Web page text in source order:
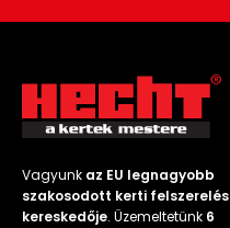
Vagyunk az EU legnagyobb
szakosodott kerti felszerelés
kereskedője. Üzemeltetünk 6